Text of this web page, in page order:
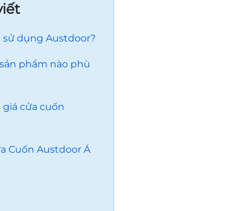
sử dụng Austdoor?
phẩm nào phù
cửa cuốn
Cuốn Austdoor Á